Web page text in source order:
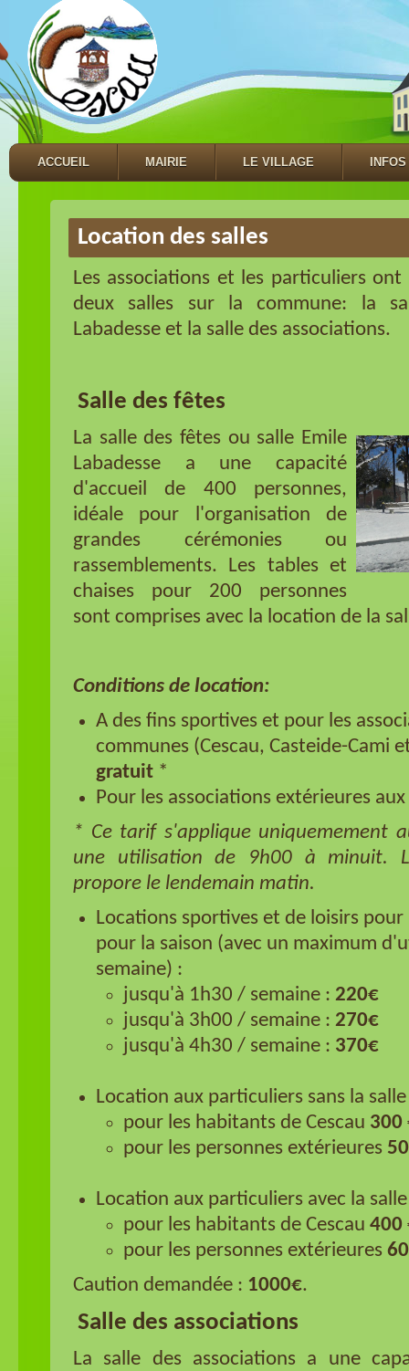
ACCUEIL MAIRIE LE VILLAGE
Location des salles
Les associations et les particuliers
deux salles sur la commune: la
Labadesse et la salle des associations.
Salle des fêtes
La salle des fêtes ou salle Emile
Labadesse a une capacité
d'accueil de 400 personnes,
idéale pour l'organisation de
grandes cérémonies ou
rassemblements. Les tables et
chaises pour 200 personnes
sont comprises avec la location de la
Conditions de location:
A des fins sportives et pour les
communes (Cescau, Casteide-Cami
gratuit *
Pour les associations extérieures
* Ce tarif s'applique uniquemement
une utilisation de 9h00 à minuit.
propore le lendemain matin.
Locations sportives et de loisirs
pour la saison (avec un maximum
semaine) :
jusqu'à 1h30 / semaine : 220€
jusqu'à 3h00 / semaine : 270€
jusqu'à 4h30 / semaine : 370€
Location aux particuliers sans la
pour les habitants de Cescau 300
pour les personnes extérieures
Location aux particuliers avec la
​pour les habitants de Cescau 400
pour les personnes extérieures
Caution demandée : 1000€.
Salle des associations
La salle des associations a une